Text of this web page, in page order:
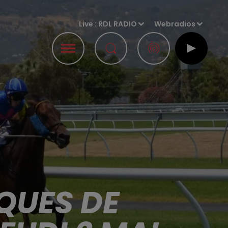
Live : RDL RADIO Webradios
DE